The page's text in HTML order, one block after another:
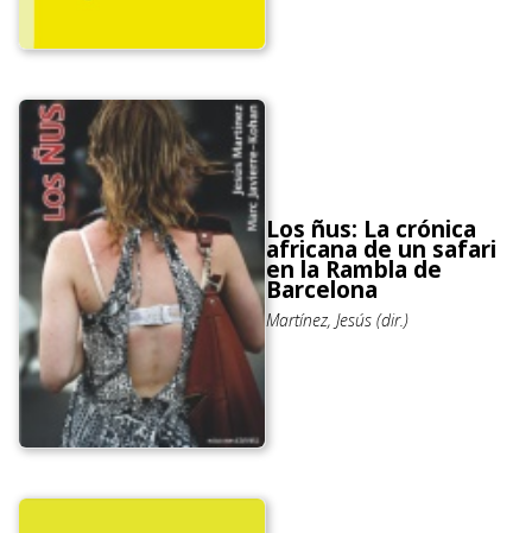
Los ñus: La crónica
africana de un safari
en la Rambla de
Barcelona
Martínez, Jesús (dir.)